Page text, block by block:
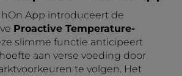
hOn App introduceert de
Proactive Temperature-
slimme functie anticipeert
aan verse voeding door
te volgen. Het